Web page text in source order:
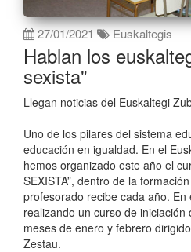
27/01/2021 Euskaltegis
Hablan los
sexista"
Llegan noticias del Euskaltegi
Uno de los pilares del sistema
educación en igualdad. En el
hemos organizado este año el
SEXISTA”, dentro de la
profesorado recibe cada año.
realizando un curso de
meses de enero y febrero
Zestau.